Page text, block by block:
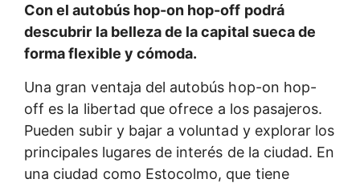
Con el autobús hop-on hop-off podrá
descubrir la belleza de la capital sueca de
forma flexible y cómoda.
Una gran ventaja del autobús hop-on hop-
off es la libertad que ofrece a los pasajeros.
Pueden subir y bajar a voluntad y explorar los
principales lugares de interés de la ciudad. En
una ciudad como Estocolmo, que tiene